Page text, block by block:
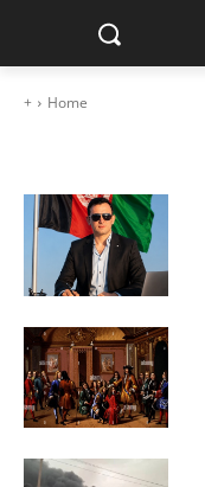
Home
+